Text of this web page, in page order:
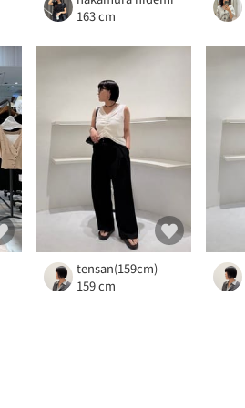
163 cm
tensan(159cm)
159 cm